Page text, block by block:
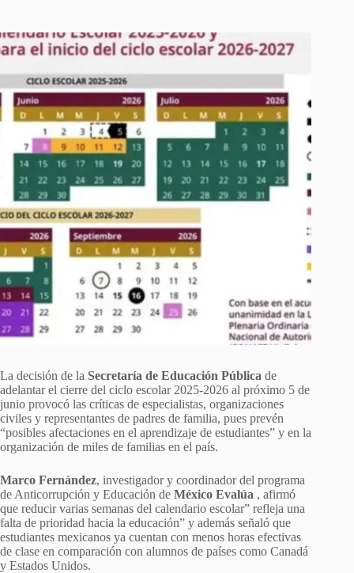
La decisión de la Secretaría de Educación Pública de
adelantar el cierre del ciclo escolar 2025-2026 al próximo 5 de
junio provocó las críticas de especialistas, organizaciones
civiles y representantes de padres de familia, pues prevén
“posibles afectaciones en el aprendizaje de estudiantes” y en la
organización de miles de familias en el país.
Marco Fernández, investigador y coordinador del programa
de Anticorrupción y Educación de México Evalúa , afirmó
que reducir varias semanas del calendario escolar” refleja una
falta de prioridad hacia la educación” y además señaló que
estudiantes mexicanos ya cuentan con menos horas efectivas
de clase en comparación con alumnos de países como Canadá
y Estados Unidos.